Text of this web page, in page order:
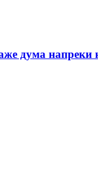
дума напреки